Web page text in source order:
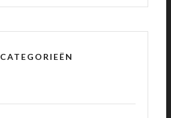
CATEGORIEËN